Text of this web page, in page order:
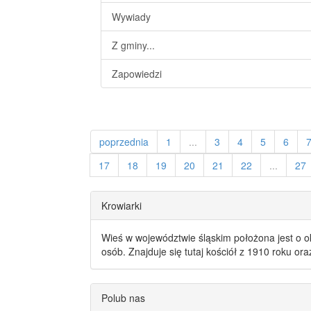
Wywiady
Z gminy...
Zapowiedzi
poprzednia 1 ... 3 4 5 6
7
17
18 19 20 21 22 ... 27
Krowiarki
Wieś w województwie śląskim położona jest o
osób. Znajduje się tutaj kościół z 1910 roku
Polub nas